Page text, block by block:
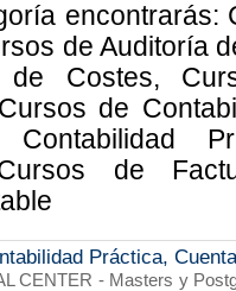
encontrarás:
de Auditoría
de Costes,
de
de
Práctica,
CENTER - Masters y